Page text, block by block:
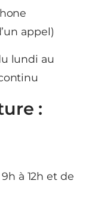
appel)
lundi au
:
à 12h et de